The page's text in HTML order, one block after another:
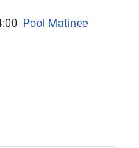
Pool Matinee